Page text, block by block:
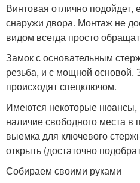
Винтовая отлично подойдет,
снаружи двора. Монтаж не
видом всегда просто
Замок с основательным
резьба, и с мощной основой.
происходят спецключом.
Имеются некоторые нюансы,
наличие свободного места в
выемка для ключевого
открыть (достаточно
Собираем своими руками